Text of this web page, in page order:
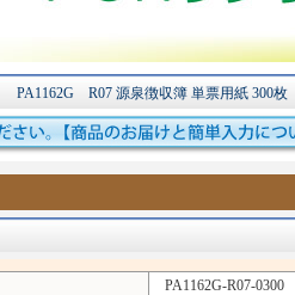
R07 源泉徴収簿 単票用紙 300枚
PA1162G-R07-0300